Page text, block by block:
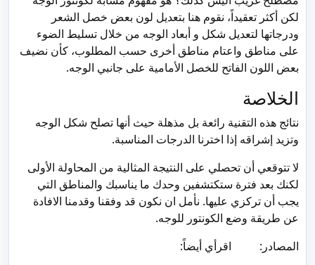
لكن أكثر تعقيداً، نقوم هنا بتعديل لون بعض خصل الشعر
ودرجاتها لتعديل شكل و أبعاد الوجه من خلال تسليط الضوء
على مناطق واعتام مناطق أخرى حسب المطلوب، كأن نضيف
بعض اللون الفاتح للخصل الأمامية على جانبي الوجه.
الخلاصة
نتائج هذه التقنية رائعة بل مذهلة حيث أنها تصلح شكل الوجه
وتزيد إشراقه إذا اخترنا الدرجات المناسبة.
لا تتوقعي أن تحصلي على النتيجة المثالية من المحاولة الأولى
لكنك بعد فترة ستكتشفين وحدك ما يناسبك والمناطق التي
يجب أن تركزي عليها. نأمل ان نكون قد وفقنا وقدمنا الافادة
عن طريقة وضع الكونتور للوجه.
المصادر:
اقرأي أيضاً: